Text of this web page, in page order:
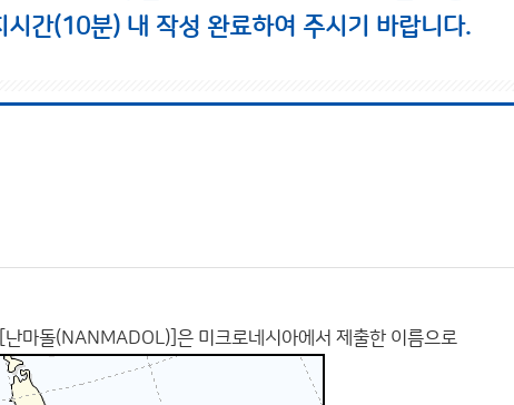
시간(10분) 내 작성 완료하여 주시기 바랍니다.
마돌(NANMADOL)]은 미크로네시아에서 제출한 이름으로